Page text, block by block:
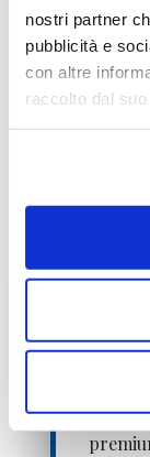
nostri partner
pubblicità e
con altre
raccolto dal
Doveri
qui >>
Non